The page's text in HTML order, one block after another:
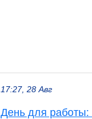
17:27, 28 Авг
День для работы: